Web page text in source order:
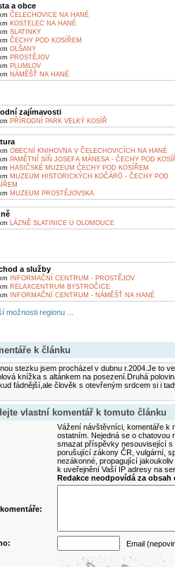
a obce
ČELECHOVICE NA HANÉ
KOSTELEC NA HANÉ
SLATINKY
ČECHY POD KOSÍŘEM
OLŠANY
PROSTĚJOV
PLUMLOV
NÁMĚŠŤ NA HANÉ
zajímavosti
PŘÍRODNÍ PARK VELKÝ KOSÍŘ
OBECNÍ KNIHOVNA V ČELECHOVICÍCH NA HANÉ
PAMĚTNÍ SÍŇ JOSEFA MÁNESA - ČECHY POD
HASIČSKÉ MUZEUM ČECHY POD KOSÍŘEM
MUZEUM HISTORICKÝCH KOČÁRŮ - ČECHY POD
MUZEUM PROSTĚJOVSKA
LÁZNĚ SLATINICE U OLOMOUCE
a služby
INFORMAČNÍ CENTRUM - PROSTĚJOV
RELAXCENTRUM BYSTROČICE
INFORMAČNÍ CENTRUM - NÁMĚŠŤ NA HANÉ
možnosti regionu ...
k článku
stezku jsem procházel v dubnu r.2004.Je to
knížka s altánkem na posezení.Druhá
fádnější,ale člověk s otevřeným srdcem si i
vlastní komentář k tomuto článku
Vážení návštěvníci, komentáře k
ostatním. Nejedná se o
smazat příspěvky nesouvisející
porušující zákony ČR, vulgární,
nezákonné, propagující
k uveřejnění Vaší IP adresy na
Redakce neodpovídá za
Email